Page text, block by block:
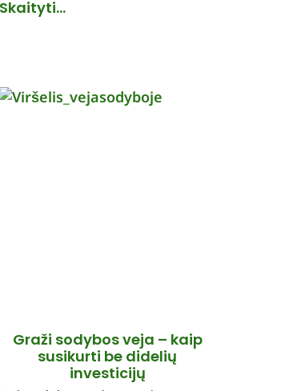
Skaityti...
Graži sodybos veja – kaip
susikurti be didelių
investicijų